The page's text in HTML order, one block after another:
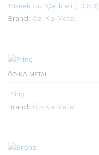
Yüksek Hız Çelikleri ( 3343)
Brand: Öz-Ka Metal
ÖZ-KA METAL
Prinç
Brand: Öz-Ka Metal